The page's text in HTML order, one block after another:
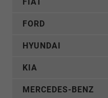
FORD
HYUNDAI
KIA
MERCEDES-BENZ